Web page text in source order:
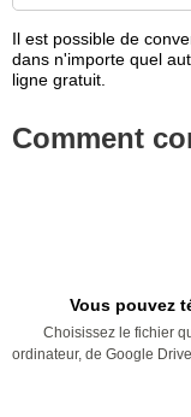
Il est possible de
dans n'importe quel
ligne gratuit.
Comment
Vous pouvez
Choisissez le fichier
ordinateur, de Google